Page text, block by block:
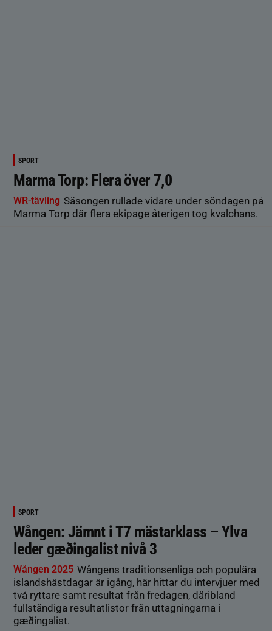
SPORT
Marma Torp: Flera över 7,0
WR-tävling Säsongen rullade vidare under söndagen på
Marma Torp där flera ekipage återigen tog kvalchans.
SPORT
Wången: Jämnt i T7 mästarklass – Ylva
leder gæðingalist nivå 3
Wången 2025 Wångens traditionsenliga och populära
islandshästdagar är igång, här hittar du intervjuer med
två ryttare samt resultat från fredagen, däribland
fullständiga resultatlistor från uttagningarna i
gæðingalist.